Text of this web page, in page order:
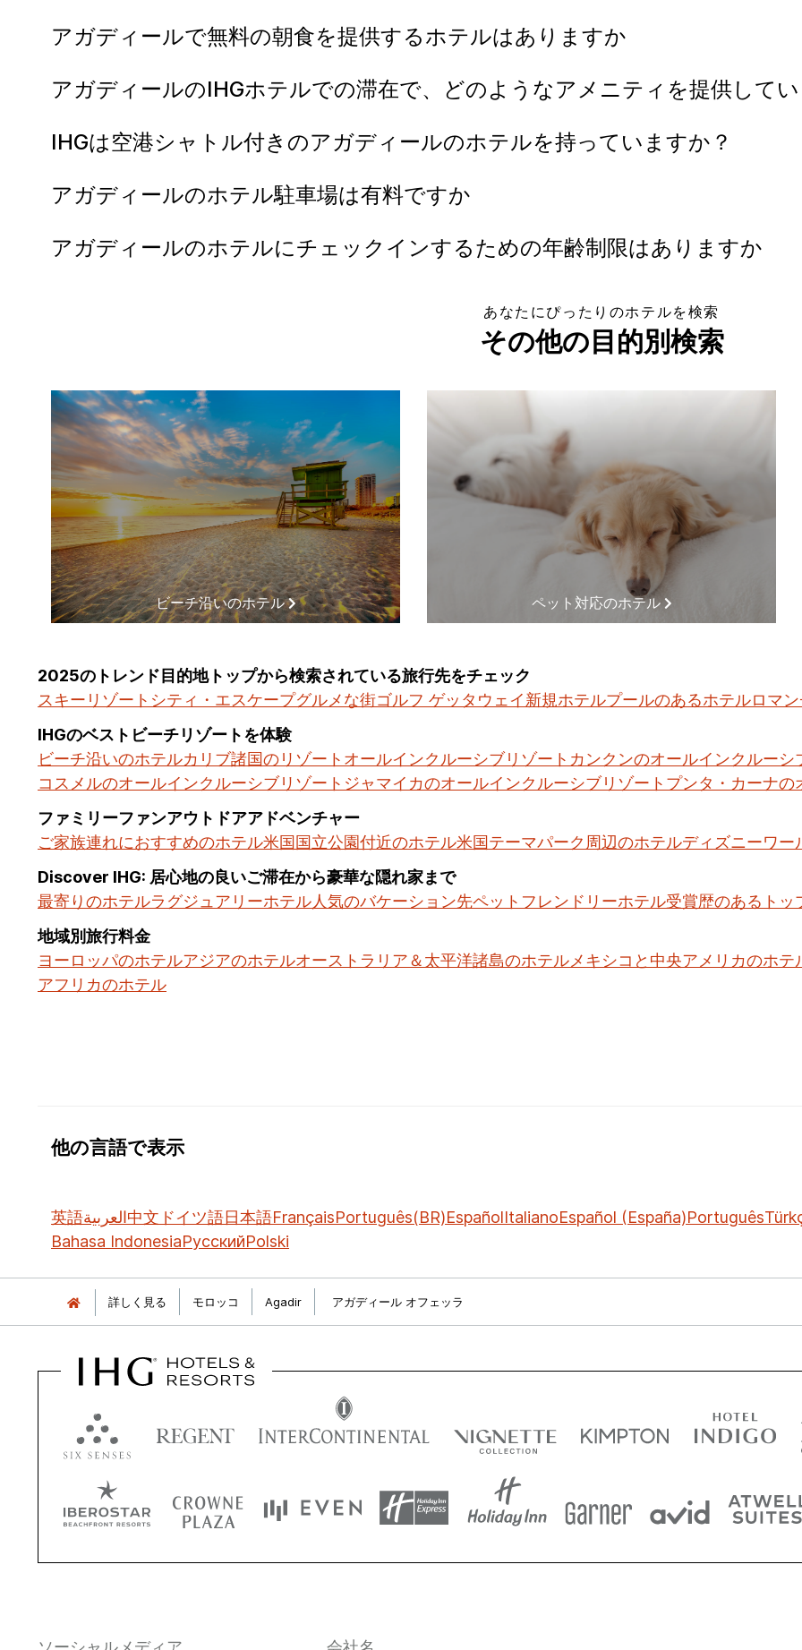
アガディールで無料の朝食を提供するホテルはありますか
アガディールのIHGホテルでの滞在で、どのようなアメニティを提供して
IHGは空港シャトル付きのアガディールのホテルを持っていますか？
アガディールのホテル駐車場は有料ですか
アガディールのホテルにチェックインするための年齢制限はありますか
あなたにぴったりのホテルを検索
その他の目的別検索
ビーチ沿いのホテル ペット対応のホテル
2025のトレンド目的地トップから検索されている旅行先をチェック
スキーリゾート シティ・エスケープグルメな街ゴルフ ゲッタウェイ新規ホテルプールのあるホテルロマ
IHGのベストビーチリゾートを体験
ビーチ沿いのホテルカリブ諸国のリゾート オールインクルーシブリゾート カンクンのオールインクルーシ
コスメルのオールインクルーシブリゾート ジャマイカのオールインクルーシブリゾート プンタ・カーナの
ファミリーファンアウトドアアドベンチャー
ご家族連れにおすすめのホテル米国国立公園付近のホテル米国テーマパーク周辺のホテルディズニーワー
Discover IHG: 居心地の良いご滞在から豪華な隠れ家まで
最寄りのホテルラグジュアリーホテル人気のバケーション先ペットフレンドリーホテル受賞歴のあるトッ
地域別旅行料金
ヨーロッパのホテルアジアのホテルオーストラリア＆太平洋諸島のホテルメキシコと中央アメリカのホテ
アフリカのホテル
他の言語で表示
英語العربية中文 ドイツ語日本語FrançaisPortuguês(BR)EspañolItalianoEspañol (España)Português
Bahasa IndonesiaРусскийPolski
詳しく見る モロッコ Agadir アガディール オフェッラ
ソーシャルメディア 会社名